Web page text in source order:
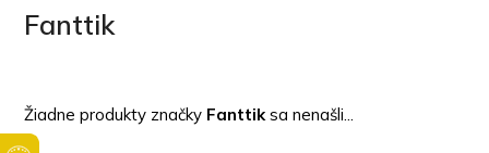
Fanttik
Žiadne produkty značky Fanttiksa nenašli...